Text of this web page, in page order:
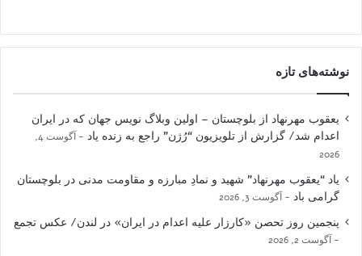
نوشته‌های تازه
یعقوب مهرنهاد از بلوچستان – اولین وبلاگ نویس جهان که در ایران
اعدام شد/ گزارش از تلویزیون “رُژن” راجع به زنده یاد
آگوست 4,
2026
یاد “یعقوب مهرنهاد” شهید و نمادِ مبارزه و مقاومت مدنی در بلوچستان
گرامی باد
آگوست 3, 2026
پنجمین روز تحصن «کارزار علیه اعدام در ایران» در لندن/ عکس تجمع
آگوست 2, 2026